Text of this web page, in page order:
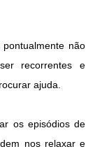
pontualmente não
recorrentes e
ajuda.
os episódios de
nos relaxar e